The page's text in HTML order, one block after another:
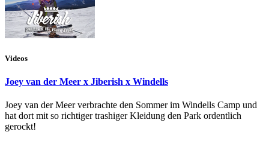
Videos
Joey van der Meer x Jiberish x Windells
Joey van der Meer verbrachte den Sommer im Windells Camp und
hat dort mit so richtiger trashiger Kleidung den Park ordentlich
gerockt!